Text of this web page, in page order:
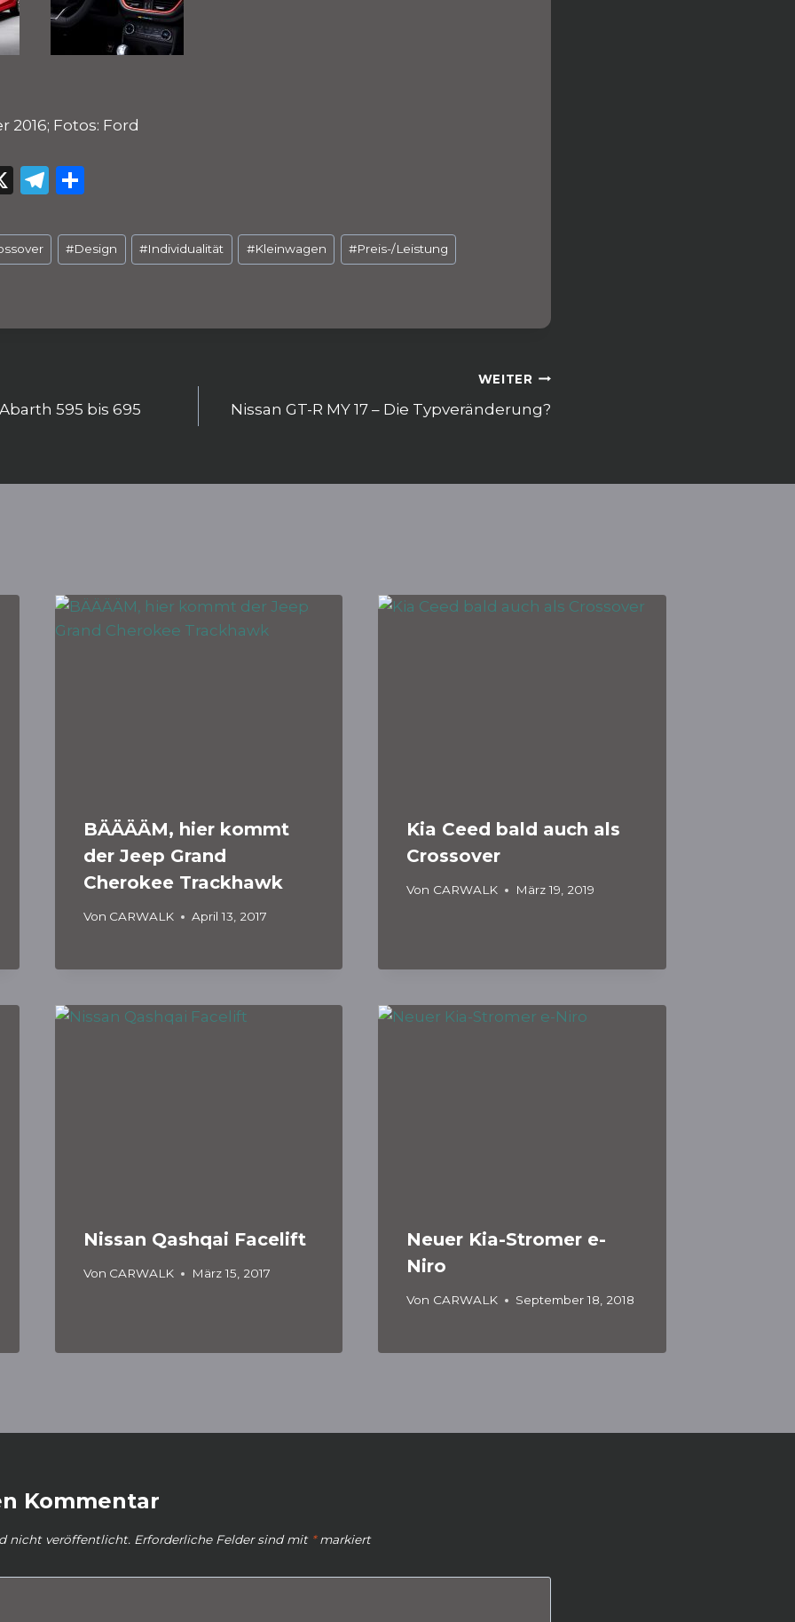
2016; Fotos: Ford
X
T
e
g
m
le
n
#Design #Individualität #Kleinwagen #Preis-/Leistung
595 bis 695
WEITER
Nissan GT-R MY 17 – Die Typveränderung?
BÄÄÄÄM, hier kommt
der Jeep Grand
Cherokee Trackhawk
Von CARWALK April 13, 2017
Kia Ceed bald auch als
Crossover
Von CARWALK März 19, 2019
Nissan Qashqai Facelift
Von CARWALK März 15, 2017
Neuer Kia-Stromer e-
Niro
Von CARWALK September 18, 2018
Kommentar
nicht veröffentlicht. Erforderliche Felder sind mit *markiert